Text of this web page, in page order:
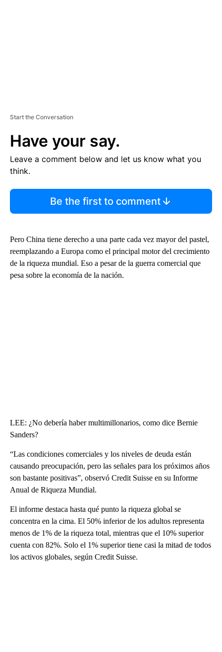
Start the Conversation
Have your say.
Leave a comment below and let us know what you
think.
Be the first to comment
Pero China tiene derecho a una parte cada vez mayor del pastel,
reemplazando a Europa como el principal motor del crecimiento
de la riqueza mundial. Eso a pesar de la guerra comercial que
pesa sobre la economía de la nación.
LEE: ¿No debería haber multimillonarios, como dice Bernie
Sanders?
“Las condiciones comerciales y los niveles de deuda están
causando preocupación, pero las señales para los próximos años
son bastante positivas”, observó Credit Suisse en su Informe
Anual de Riqueza Mundial.
El informe destaca hasta qué punto la riqueza global se
concentra en la cima. El 50% inferior de los adultos representa
menos de 1% de la riqueza total, mientras que el 10% superior
cuenta con 82%. Solo el 1% superior tiene casi la mitad de todos
los activos globales, según Credit Suisse.